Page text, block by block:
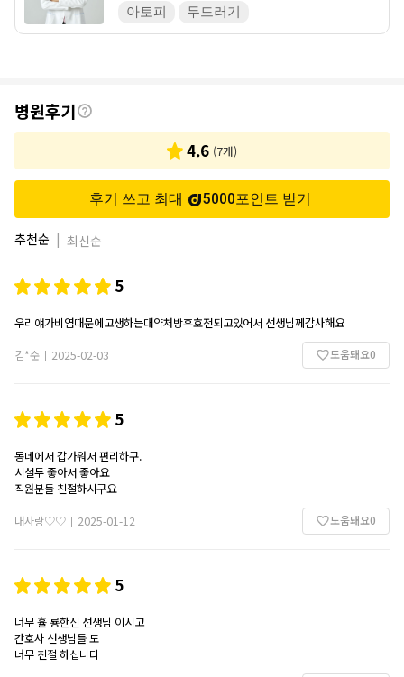
아토피
두드러기
후
기
병원후기
4.6 (7개)
후기 쓰고 최대 5000포인트 받기
추천순 | 최신순
5
우리얘가비염때문에고생하는대약처방후호전되고있어서 선생님께감사해요
김*순
2025-02-03 도움돼요0
5
동네에서 갑가워서 편리하구.
시설두 좋아서 좋아요
직원분들 친절하시구요
내사랑♡♡
2025-01-12 도움돼요0
5
너무 휼 룡한신 선생님 이시고
간호사 선생님들 도
너무 친절 하십니다